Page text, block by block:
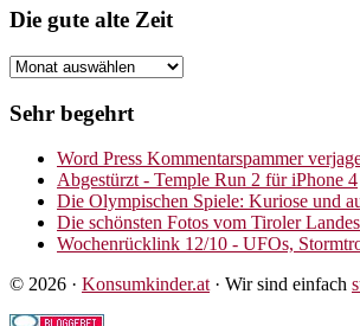
Footer
Die gute alte Zeit
Die
alte
Sehr begehrt
Word Press Kommentarspammer
Abgestürzt - Temple Run 2 für iPhone 4
Die Olympischen Spiele: Kuriose und
Die schönsten Fotos vom Tiroler
Wochenrücklink 12/10 - UFOs,
© 2026 · Konsumkinder.at· Wir sind einfach